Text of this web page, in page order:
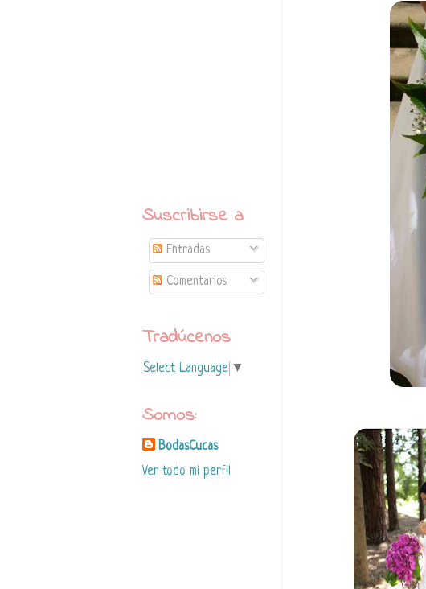
Suscribirse a
Entradas
Comentarios
Tradúcenos
Select Language ▼
Somos:
BodasCucas
Ver todo mi perfil